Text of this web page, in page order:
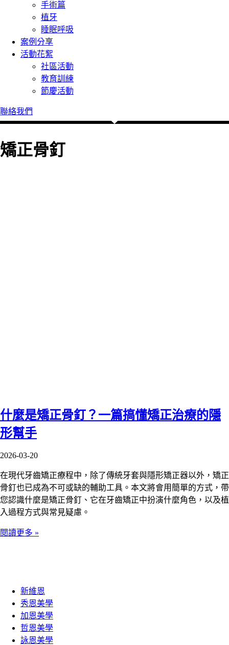
手術篇
植牙
睡眠呼吸
案例分享
活動花絮
社區活動
教育訓練
節慶活動
聯絡我們
矯正骨釘
什麼是矯正骨釘？一篇搞懂矯正治療的隱
形幫手
2026-03-20
在現代牙齒矯正療程中，除了傳統牙套與隱形矯正器以外，矯正
骨釘也已成為不可或缺的輔助工具。本文將會用簡單的方式，帶
您認識什麼是矯正骨釘、它在牙齒矯正中扮演什麼角色，以及植
入過程方式與常見疑慮。
閱讀更多 »
新維恩
秀恩美學
加恩美學
哲恩美學
詠恩美學